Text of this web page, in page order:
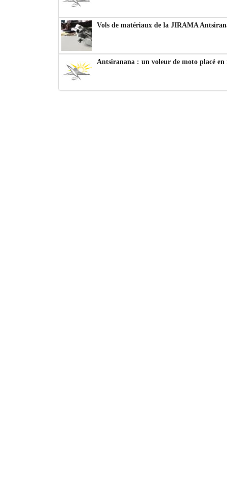
Vols de matériaux de la JIRAMA
Antsiranana : un voleur de moto placé en